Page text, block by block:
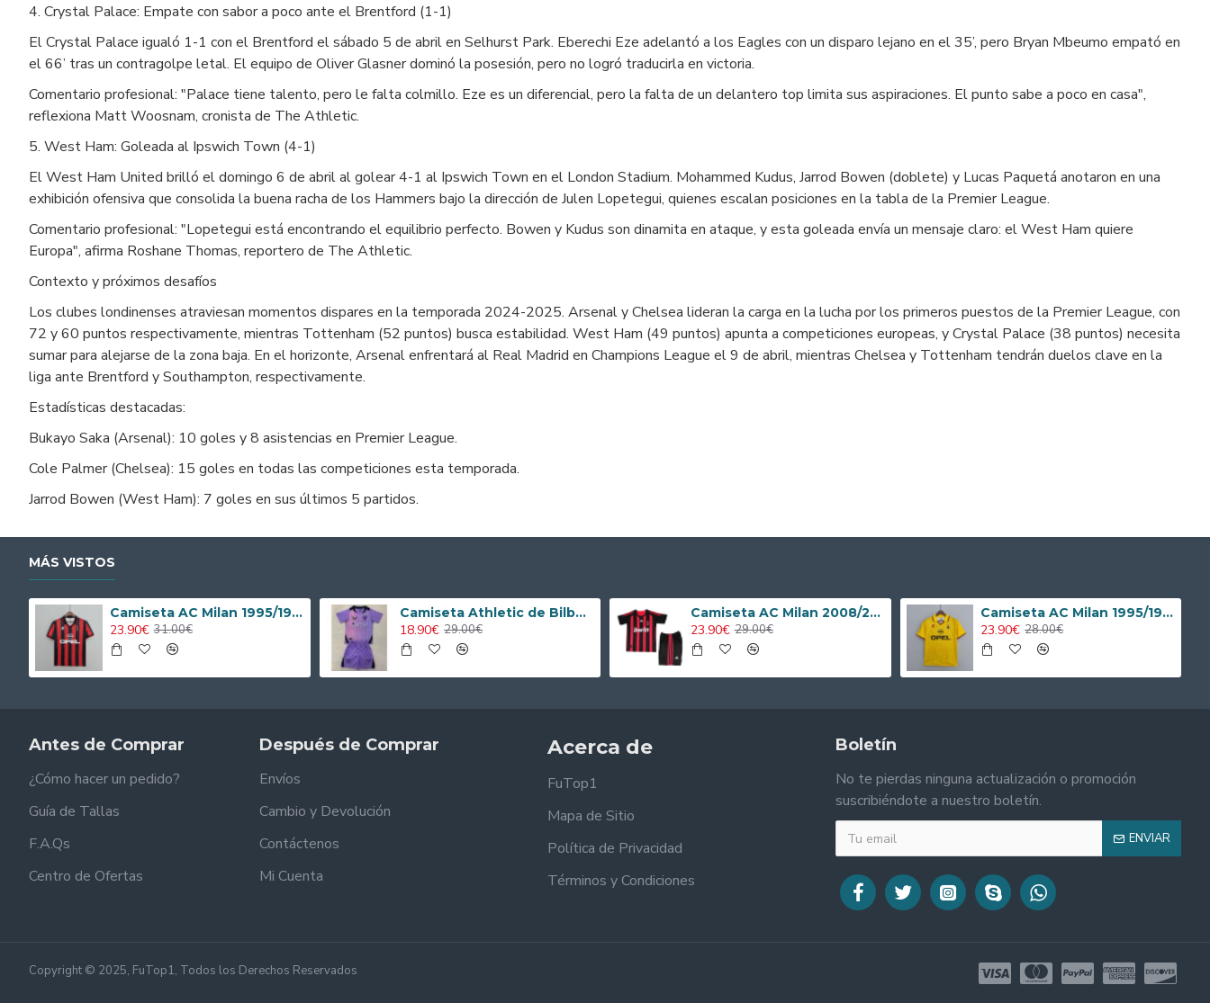
4. Crystal Palace: Empate con sabor a poco ante el Brentford (1-1)
El Crystal Palace igualó 1-1 con el Brentford el sábado 5 de abril en Selhurst Park. Eberechi Eze adelantó a los Eagles con un disparo lejano en el 35’, pero Bryan Mbeumo empató en
el 66’ tras un contragolpe letal. El equipo de Oliver Glasner dominó la posesión, pero no logró traducirla en victoria.
Comentario profesional: "Palace tiene talento, pero le falta colmillo. Eze es un diferencial, pero la falta de un delantero top limita sus aspiraciones. El punto sabe a poco en casa",
reflexiona Matt Woosnam, cronista de The Athletic.
5. West Ham: Goleada al Ipswich Town (4-1)
El West Ham United brilló el domingo 6 de abril al golear 4-1 al Ipswich Town en el London Stadium. Mohammed Kudus, Jarrod Bowen (doblete) y Lucas Paquetá anotaron en una
exhibición ofensiva que consolida la buena racha de los Hammers bajo la dirección de Julen Lopetegui, quienes escalan posiciones en la tabla de la Premier League.
Comentario profesional: "Lopetegui está encontrando el equilibrio perfecto. Bowen y Kudus son dinamita en ataque, y esta goleada envía un mensaje claro: el West Ham quiere
Europa", afirma Roshane Thomas, reportero de The Athletic.
Contexto y próximos desafíos
Los clubes londinenses atraviesan momentos dispares en la temporada 2024-2025. Arsenal y Chelsea lideran la carga en la lucha por los primeros puestos de la Premier League, con
72 y 60 puntos respectivamente, mientras Tottenham (52 puntos) busca estabilidad. West Ham (49 puntos) apunta a competiciones europeas, y Crystal Palace (38 puntos) necesita
sumar para alejarse de la zona baja. En el horizonte, Arsenal enfrentará al Real Madrid en Champions League el 9 de abril, mientras Chelsea y Tottenham tendrán duelos clave en la
liga ante Brentford y Southampton, respectivamente.
Estadísticas destacadas:
Bukayo Saka (Arsenal): 10 goles y 8 asistencias en Premier League.
Cole Palmer (Chelsea): 15 goles en todas las competiciones esta temporada.
Jarrod Bowen (West Ham): 7 goles en sus últimos 5 partidos.
MÁS VISTOS
Camiseta AC Milan 1995/1996 Local Retro
23.90€ 31.00€
Camiseta Athletic de Bilbao 2024/2025 Alternativo Niño Kit
18.90€ 29.00€
Camiseta AC Milan 2008/2009 Local Retro Niño Kit
23.90€ 29.00€
Camiseta AC Milan 1995/1996 Alternativo Retro
23.90€ 28.00€
Antes de Comprar
¿Cómo hacer un pedido?
Guía de Tallas
F.A.Qs
Centro de Ofertas
Después de Comprar
Envíos
Cambio y Devolución
Contáctenos
Mi Cuenta
Acerca de
FuTop1
Mapa de Sitio
Política de Privacidad
Términos y Condiciones
Boletín
No te pierdas ninguna actualización o promoción
suscribiéndote a nuestro boletín.
ENVIAR
Copyright © 2025, FuTop1, Todos los Derechos Reservados